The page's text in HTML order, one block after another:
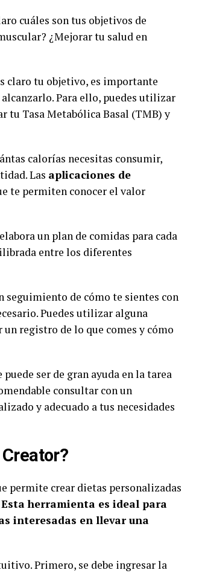
cuáles son tus objetivos de
¿Mejorar tu salud en
claro tu objetivo, es importante
Para ello, puedes utilizar
tu Tasa Metabólica Basal (TMB) y
calorías necesitas consumir,
Las aplicaciones de
te permiten conocer el valor
un plan de comidas para cada
entre los diferentes
seguimiento de cómo te sientes con
Puedes utilizar alguna
un registro de lo que comes y cómo
ser de gran ayuda en la tarea
consultar con un
y adecuado a tus necesidades
permite crear dietas personalizadas
Esta herramienta es ideal para
interesadas en llevar una
Primero, se debe ingresar la